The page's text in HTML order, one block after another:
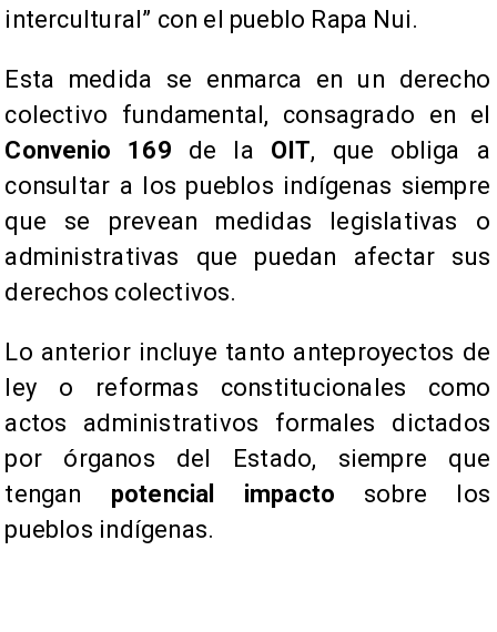
intercultural” con el pueblo Rapa Nui.
Esta medida se enmarca en un derecho
colectivo fundamental, consagrado en el
Convenio 169 de la OIT, que obliga a
consultar a los pueblos indígenas siempre
que se prevean medidas legislativas o
administrativas que puedan afectar sus
derechos colectivos.
Lo anterior incluye tanto anteproyectos de
ley o reformas constitucionales como
actos administrativos formales dictados
por órganos del Estado, siempre que
tengan potencial impacto sobre los
pueblos indígenas.